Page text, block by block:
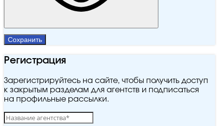
Сохранить
Регистрация
Зарегистрируйтесь на сайте, чтобы получить доступ
к закрытым разделам для агентств и подписаться
на профильные рассылки.